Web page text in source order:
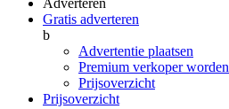
Adverteren
Gratis adverteren
b
Advertentie plaatsen
Premium verkoper worden
Prijsoverzicht
Prijsoverzicht